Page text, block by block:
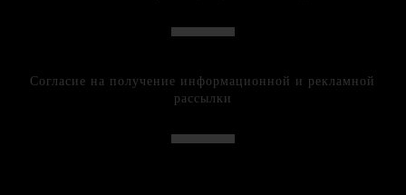
Согласие на получение информационной и рекламной
рассылки